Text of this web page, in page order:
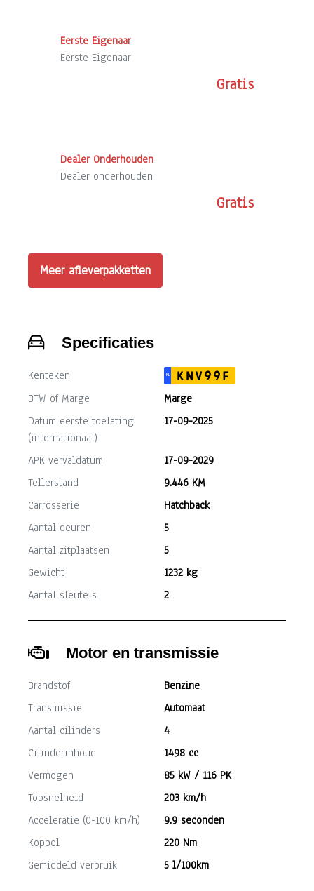
Eerste Eigenaar
Eerste Eigenaar
Gratis
Dealer Onderhouden
Dealer onderhouden
Gratis
Meer afleverpakketten
Specificaties
Kenteken NL
KNV99F
BTW of Marge
Marge
Datum eerste toelating
(internationaal)
17-09-2025
APK vervaldatum
17-09-2029
Tellerstand
9.446 KM
Carrosserie
Hatchback
Aantal deuren
5
Aantal zitplaatsen
5
Gewicht
1232 kg
Aantal sleutels
2
Motor en transmissie
Brandstof
Benzine
Transmissie
Automaat
Aantal cilinders
4
Cilinderinhoud
1498 cc
Vermogen
85 kW / 116 PK
Topsnelheid
203 km/h
Acceleratie (0-100 km/h)
9.9 seconden
Koppel
220 Nm
Gemiddeld verbruik
5 l/100km